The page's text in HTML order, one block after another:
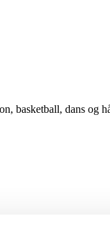
basketball, dans og